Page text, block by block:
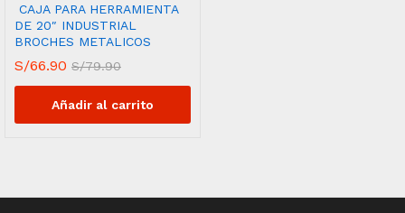
CAJA PARA HERRAMIENTA
DE 20″ INDUSTRIAL
BROCHES METALICOS
S/66.90 S/79.90
Añadir al carrito